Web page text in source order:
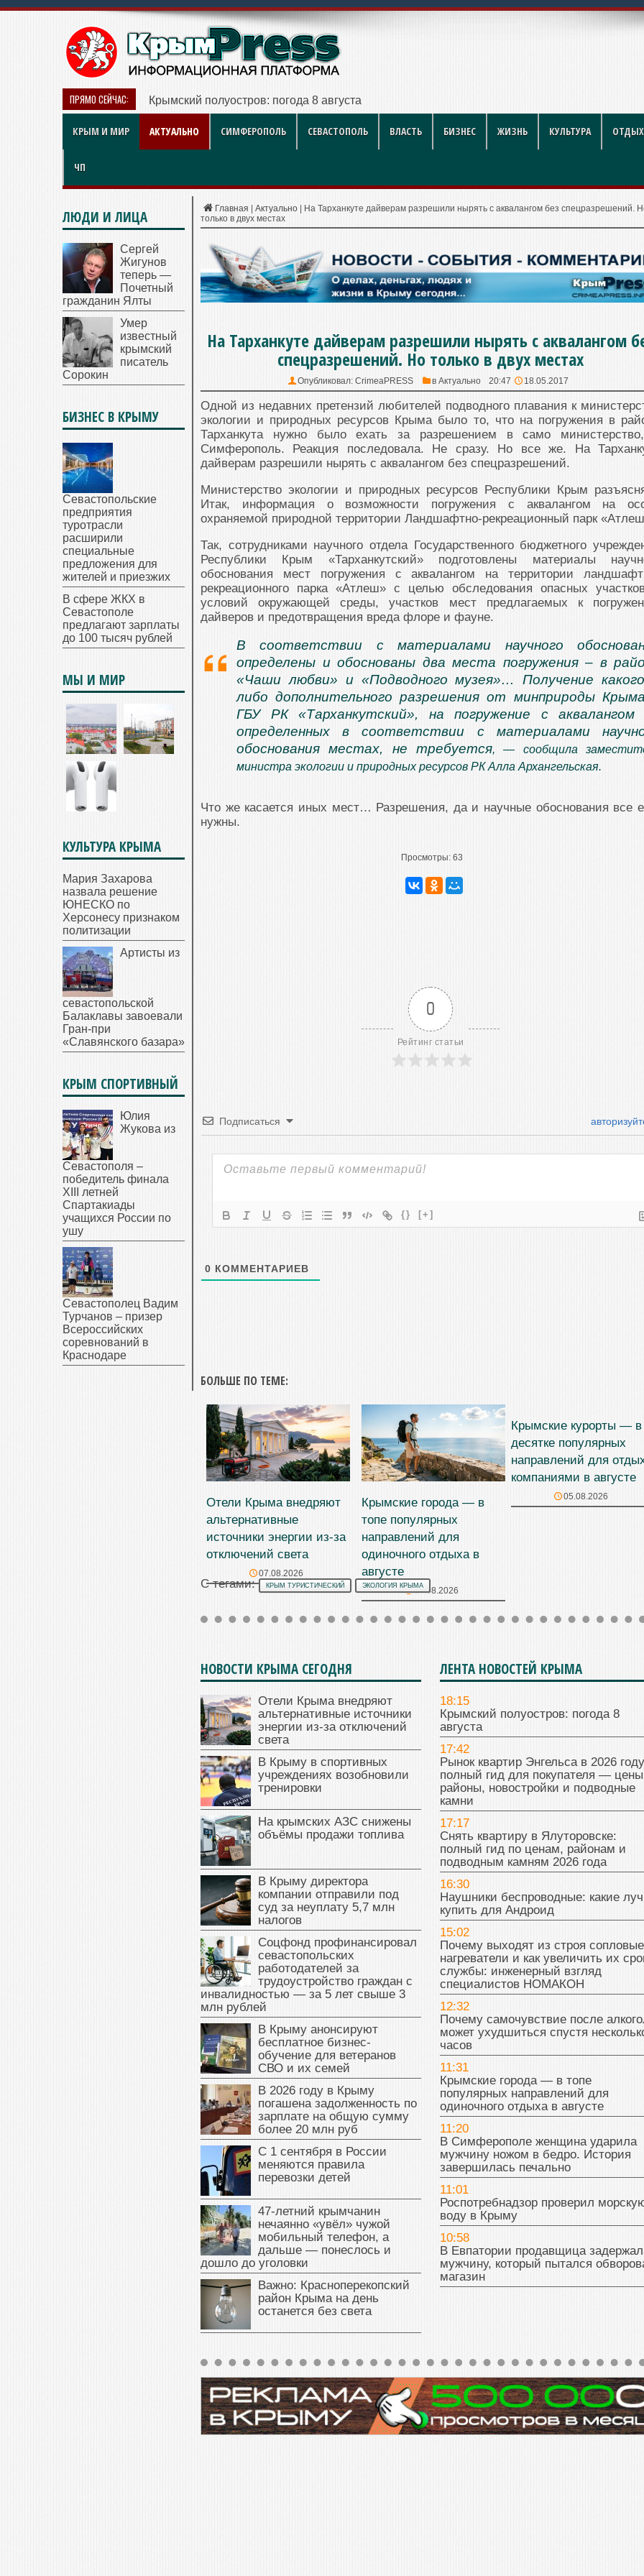
ПРЯМО СЕЙЧАС: Рынок квартир Энгельса в 2026 году: полный
КРЫМ И МИР АКТУАЛЬНО СИМФЕРОПОЛЬ СЕВАСТОПОЛЬ ВЛАСТЬ БИЗНЕС ЖИЗНЬ КУЛЬТУРА
ЧП
Главная Актуально
На Тарханкуте дайверам разрешили нырять с аквалангом без спецразрешений.
только в двух местах
На Тарханкуте дайверам разрешили нырять с аквалангом
спецразрешений. Но только в двух местах
Опубликовал: CrimeaPRESS в Актуально 20:47 18.05.2017
Одной из недавних претензий любителей подводного плавания к
экологии и природных ресурсов Крыма было то, что на погружения в
Тарханкута нужно было ехать за разрешением в само
Симферополь. Реакция последовала. Не сразу. Но все же. На
дайверам разрешили нырять с аквалангом без спецразрешений.
Министерство экологии и природных ресурсов Республики Крым
Итак, информация о возможности погружения с аквалангом на
охраняемой природной территории Ландшафтно-рекреационный парк
Так, сотрудниками научного отдела Государственного бюджетного
Республики Крым «Тарханкутский» подготовлены материалы
обоснования мест погружения с аквалангом на территории
рекреационного парка «Атлеш» с целью обследования опасных
условий окружающей среды, участков мест предлагаемых к
дайверов и предотвращения вреда флоре и фауне.
В соответствии с материалами научного
определены и обоснованы два места погружения – в
«Чаши любви» и «Подводного музея»… Получение
либо дополнительного разрешения от минприроды
ГБУ РК «Тарханкутский», на погружение с аквалангом
определенных в соответствии с материалами
обоснования местах, не требуется, — сообщила
министра экологии и природных ресурсов РК Алла Архангельская.
Что же касается иных мест… Разрешения, да и научные обоснования все
нужны.
Просмотры: 63
0
Рейтинг статьи
Подписаться
{} [+]
0 КОММЕНТАРИЕВ
БОЛЬШЕ ПО ТЕМЕ:
Отели Крыма внедряют
альтернативные
источники энергии из-за
отключений света
07.08.2026
Крымские города — в
топе популярных
направлений для
одиночного отдыха в
августе
07.08.2026
Крымские курорты — в
десятке популярных
направлений для
компаниями в августе
05.08.2026
С тегами: КРЫМ ТУРИСТИЧЕСКИЙ ЭКОЛОГИЯ КРЫМА
НОВОСТИ КРЫМА СЕГОДНЯ
Отели Крыма внедряют
альтернативные источники
энергии из-за отключений
света
В Крыму в спортивных
учреждениях возобновили
тренировки
На крымских АЗС снижены
объёмы продажи топлива
В Крыму директора
компании отправили под
суд за неуплату 5,7 млн
налогов
Соцфонд профинансировал
севастопольских
работодателей за
трудоустройство граждан с
инвалидностью — за 5 лет свыше 3
млн рублей
В Крыму анонсируют
бесплатное бизнес-
обучение для ветеранов
СВО и их семей
В 2026 году в Крыму
погашена задолженность по
зарплате на общую сумму
более 20 млн руб
С 1 сентября в России
меняются правила
перевозки детей
47‑летний крымчанин
нечаянно «увёл» чужой
мобильный телефон, а
дальше — понеслось и
дошло до уголовки
Важно: Красноперекопский
район Крыма на день
останется без света
ЛЕНТА НОВОСТЕЙ КРЫМА
18:15
Крымский полуостров: погода 8
августа
17:42
Рынок квартир Энгельса в 2026
полный гид для покупателя —
районы, новостройки и подводные
камни
17:17
Снять квартиру в Ялуторовске:
полный гид по ценам, районам и
подводным камням 2026 года
16:30
Наушники беспроводные: какие
купить для Андроид
15:02
Почему выходят из строя сопловые
нагреватели и как увеличить их
службы: инженерный взгляд
специалистов НОМАКОН
12:32
Почему самочувствие после
может ухудшиться спустя
часов
11:31
Крымские города — в топе
популярных направлений для
одиночного отдыха в августе
11:20
В Симферополе женщина ударила
мужчину ножом в бедро. История
завершилась печально
11:01
Роспотребнадзор проверил
воду в Крыму
10:58
В Евпатории продавщица
мужчину, который пытался
магазин
ЛЮДИ И ЛИЦА
Сергей
Жигунов
теперь —
Почетный
гражданин Ялты
Умер
известный
крымский
писатель
Сорокин
БИЗНЕС В КРЫМУ
Севастопольские
предприятия
туротрасли
расширили
специальные
предложения для
жителей и приезжих
В сфере ЖКХ в
Севастополе
предлагают зарплаты
до 100 тысяч рублей
МЫ И МИР
КУЛЬТУРА КРЫМА
Мария Захарова
назвала решение
ЮНЕСКО по
Херсонесу признаком
политизации
Артисты из
севастопольской
Балаклавы завоевали
Гран-при
«Славянского базара»
КРЫМ СПОРТИВНЫЙ
Юлия
Жукова из
Севастополя –
победитель финала
XIII летней
Спартакиады
учащихся России по
ушу
Севастополец Вадим
Турчанов – призер
Всероссийских
соревнований в
Краснодаре